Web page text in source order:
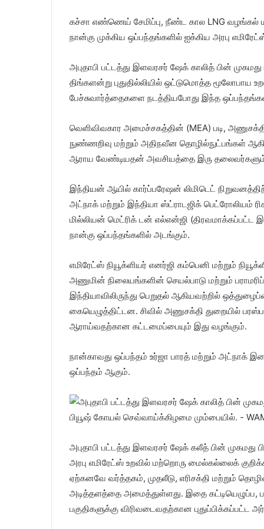
கச்சா எண்ணெய் சேமிப்பு, நீண்ட கால LNG வழங்கல்
நான்கு முக்கிய ஒப்பந்தங்களில் ஐக்கிய அரபு
அபுதாபி பட்டத்து இளவரசர் ஷேக் காலித் பின்
திங்களன்று புதுதில்லியில் ஒட்டுமொத்த மூலோபாய
பேச்சுவார்த்தைகளை நடத்தியபோது இந்த
வெளிவிவகார அமைச்சகத்தின் (MEA) படி,
நுண்ணறிவு மற்றும் அதிநவீன தொழில்நுட்பங்கள்
ஆராய வேண்டியதன் அவசியத்தை இரு
இந்தியன் ஆயில் கார்ப்பரேஷன் லிமிடெட்
அட்நாக் மற்றும் இந்தியா ஸ்ட்ராடஜிக் பெட்ரோலியம்
மில்லியன் மெட்ரிக் டன் எல்என்ஜி (திரவமாக்கப்பட்ட
நான்கு ஒப்பந்தங்களில் அடங்கும்.
எமிரேட்ஸ் நியூக்ளியர் எனர்ஜி கம்பெனி மற்றும்
அணுமின் நிலையங்களின் செயல்பாடு மற்றும்
இந்தியாவிலிருந்து பெறுதல் ஆகியவற்றில்
கையெழுத்திட்டன. சிவில் அணுசக்தி துறையில்
ஆராய்வதற்கான கட்டமைப்பையும் இது வழங்கும்.
நான்காவது ஒப்பந்தம் உர்ஜா பாரத் மற்றும் அட்நாக்
ஒப்பந்தம் ஆகும்.
அபுதாபி பட்டத்து இளவரசர் ஷேக் கலீத் பின்
அரபு எமிரேட்ஸ் உறவில் மற்றொரு மைல்கல்லைக்
ஏற்கனவே வர்த்தகம், முதலீடு, எரிசக்தி மற்றும்
அடித்தளத்தை அமைத்துள்ளது. இதை கட்டியெழுப்ப,
பகுதிகளுக்கு விரிவடைவதற்கான புதுப்பிக்கப்பட்ட